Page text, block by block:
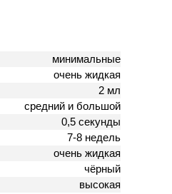
минимальные
очень жидкая
2 мл
средний и большой
0,5 секунды
7-8 недель
очень жидкая
чёрный
высокая